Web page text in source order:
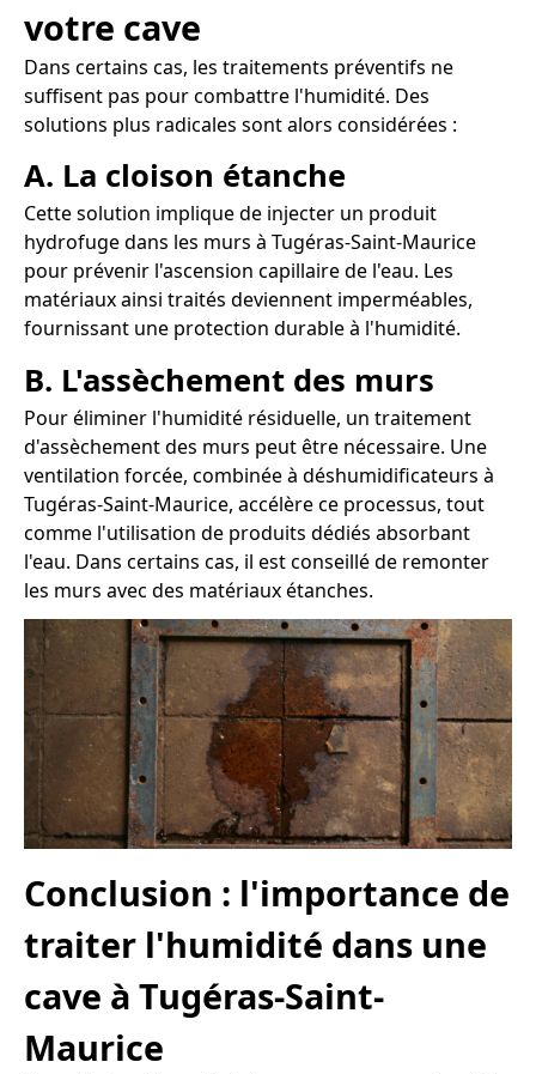
votre cave
Dans certains cas, les traitements préventifs ne
suffisent pas pour combattre l'humidité. Des
solutions plus radicales sont alors considérées :
A. La cloison étanche
Cette solution implique de injecter un produit
hydrofuge dans les murs à Tugéras-Saint-Maurice
pour prévenir l'ascension capillaire de l'eau. Les
matériaux ainsi traités deviennent imperméables,
fournissant une protection durable à l'humidité.
B. L'assèchement des murs
Pour éliminer l'humidité résiduelle, un traitement
d'assèchement des murs peut être nécessaire. Une
ventilation forcée, combinée à déshumidificateurs à
Tugéras-Saint-Maurice, accélère ce processus, tout
comme l'utilisation de produits dédiés absorbant
l'eau. Dans certains cas, il est conseillé de remonter
les murs avec des matériaux étanches.
Conclusion : l'importance de
traiter l'humidité dans une
cave à Tugéras-Saint-
Maurice